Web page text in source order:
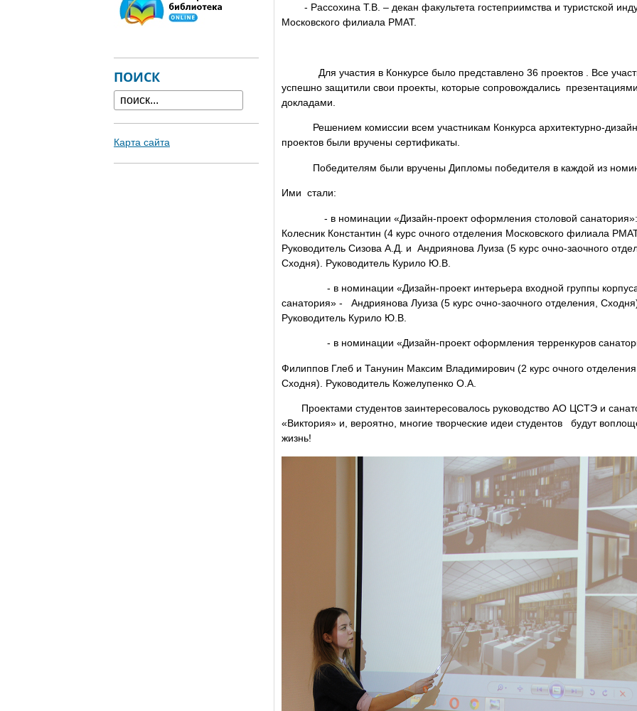
- Рассохина Т.В. – декан факультета гостеприимства и туристской
Московского филиала РМАТ.
Для участия в Конкурсе было представлено 36 проектов . Все
успешно защитили свои проекты, которые сопровождались
докладами.
Решением комиссии всем участникам Конкурса архитектурно-
проектов были вручены сертификаты.
Победителям были вручены Дипломы победителя в каждой из
Ими стали:
- в номинации «Дизайн-проект оформления столовой
Колесник Константин (4 курс очного отделения Московского филиала
Руководитель Сизова А.Д. и Андриянова Луиза (5 курс очно-заочного
Сходня). Руководитель Курило Ю.В.
- в номинации «Дизайн-проект интерьера входной группы
санатория» - Андриянова Луиза (5 курс очно-заочного отделения,
Руководитель Курило Ю.В.
- в номинации «Дизайн-проект оформления терренкуров
Филиппов Глеб и Танунин Максим Владимирович (2 курс очного отделения,
Сходня). Руководитель Кожелупенко О.А.
Проектами студентов заинтересовалось руководство АО ЦСТЭ и
«Виктория» и, вероятно, многие творческие идеи студентов будут
жизнь!
ПОИСК
Карта сайта